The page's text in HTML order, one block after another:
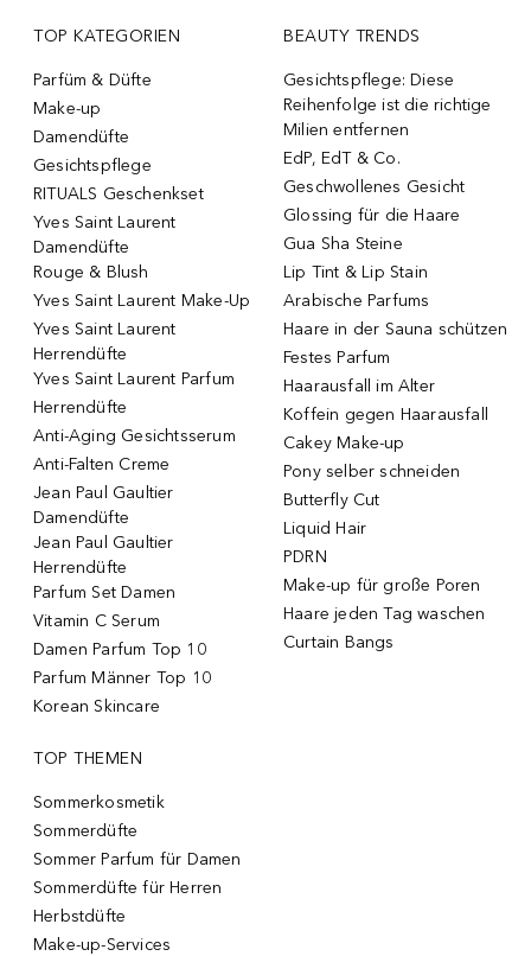
TOP KATEGORIEN
Parfüm & Düfte
Make-up
Damendüfte
Gesichtspflege
RITUALS Geschenkset
Yves Saint Laurent
Damendüfte
Rouge & Blush
Yves Saint Laurent Make-Up
Yves Saint Laurent
Herrendüfte
Yves Saint Laurent Parfum
Herrendüfte
Anti-Aging Gesichtsserum
Anti-Falten Creme
Jean Paul Gaultier
Damendüfte
Jean Paul Gaultier
Herrendüfte
Parfum Set Damen
Vitamin C Serum
Damen Parfum Top 10
Parfum Männer Top 10
Korean Skincare
BEAUTY TRENDS
Gesichtspflege: Diese
Reihenfolge ist die richtige
Milien entfernen
EdP, EdT & Co.
Geschwollenes Gesicht
Glossing für die Haare
Gua Sha Steine
Lip Tint & Lip Stain
Arabische Parfums
Haare in der Sauna schützen
Festes Parfum
Haarausfall im Alter
Koffein gegen Haarausfall
Cakey Make-up
Pony selber schneiden
Butterfly Cut
Liquid Hair
PDRN
Make-up für große Poren
Haare jeden Tag waschen
Curtain Bangs
TOP THEMEN
Sommerkosmetik
Sommerdüfte
Sommer Parfum für Damen
Sommerdüfte für Herren
Herbstdüfte
Make-up-Services